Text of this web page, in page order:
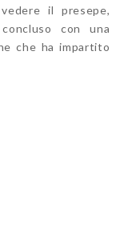
il presepe,
con una
che ha impartito